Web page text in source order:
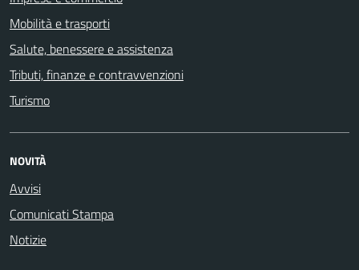
Mobilità e trasporti
Salute, benessere e assistenza
Tributi, finanze e contravvenzioni
Turismo
NOVITÀ
Avvisi
Comunicati Stampa
Notizie